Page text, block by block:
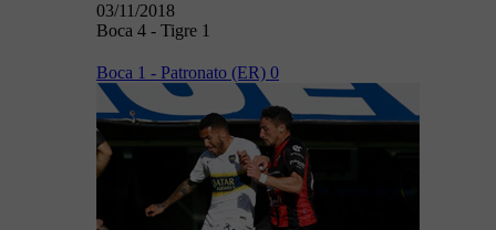
03/11/2018
Boca 4 - Tigre 1
Boca 1 - Patronato (ER) 0